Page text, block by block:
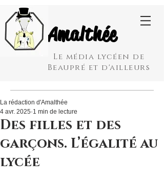
Amalthée
Le média lycéen de
Beaupré et d'ailleurs
Des filles et des
garçons. L’égalité au
lycée
La rédaction d'Amalthée
4 avr. 2025 1 min de lecture